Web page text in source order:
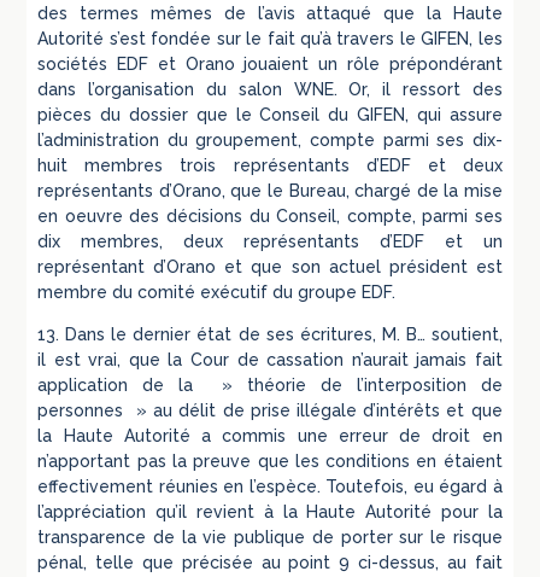
des termes mêmes de l’avis attaqué que la Haute
Autorité s’est fondée sur le fait qu’à travers le GIFEN, les
sociétés EDF et Orano jouaient un rôle prépondérant
dans l’organisation du salon WNE. Or, il ressort des
pièces du dossier que le Conseil du GIFEN, qui assure
l’administration du groupement, compte parmi ses dix-
huit membres trois représentants d’EDF et deux
représentants d’Orano, que le Bureau, chargé de la mise
en oeuvre des décisions du Conseil, compte, parmi ses
dix membres, deux représentants d’EDF et un
représentant d’Orano et que son actuel président est
membre du comité exécutif du groupe EDF.
13. Dans le dernier état de ses écritures, M. B… soutient,
il est vrai, que la Cour de cassation n’aurait jamais fait
application de la » théorie de l’interposition de
personnes » au délit de prise illégale d’intérêts et que
la Haute Autorité a commis une erreur de droit en
n’apportant pas la preuve que les conditions en étaient
effectivement réunies en l’espèce. Toutefois, eu égard à
l’appréciation qu’il revient à la Haute Autorité pour la
transparence de la vie publique de porter sur le risque
pénal, telle que précisée au point 9 ci-dessus, au fait